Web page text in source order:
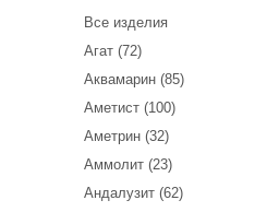
Все изделия
Агат (72)
Аквамарин (85)
Аметист (100)
Аметрин (32)
Аммолит (23)
Андалузит (62)